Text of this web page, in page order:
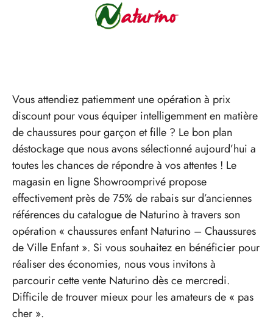
Vous attendiez patiemment une opération à prix
discount pour vous équiper intelligemment en matière
de chaussures pour garçon et fille ? Le bon plan
déstockage que nous avons sélectionné aujourd’hui a
toutes les chances de répondre à vos attentes ! Le
magasin en ligne Showroomprivé propose
effectivement près de 75% de rabais sur d’anciennes
références du catalogue de Naturino à travers son
opération « chaussures enfant Naturino – Chaussures
de Ville Enfant ». Si vous souhaitez en bénéficier pour
réaliser des économies, nous vous invitons à
parcourir cette vente Naturino dès ce mercredi.
Difficile de trouver mieux pour les amateurs de « pas
cher ».